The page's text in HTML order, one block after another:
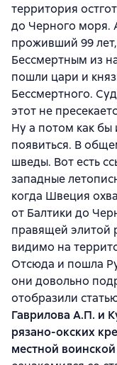
территория
до Черного моря.
проживший 99
Бессмертным из
пошли цари и
Бессмертного.
этот не
Ну а потом как
появиться. В
шведы. Вот есть
западные
когда Швеция
от Балтики до
правящей элитой
видимо на
Отсюда и пошла
они довольно
отобразили
Гаврилова А.П. и
рязано-окских
местной